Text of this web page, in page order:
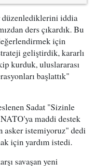
düzenlediklerini iddia
ders çıkardık. Bu
için
geliştirdik, kararlı
kurduk, uluslararası
başlattık"
Sadat "Sizinle
maddi destek
asker istemiyoruz" dedi
için yardım istedi.
savaşan yeni